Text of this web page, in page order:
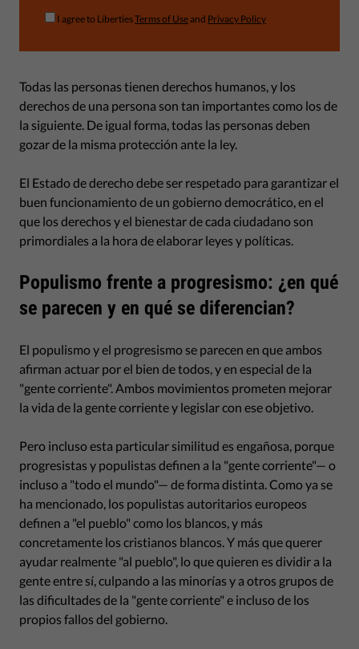
I agree to LibertiesTerms of Useand Privacy Policy
Todas las personas tienen derechos humanos, y los
derechos de una persona son tan importantes como los de
la siguiente. De igual forma, todas las personas deben
gozar de la misma protección ante la ley.
El Estado de derecho debe ser respetado para garantizar el
buen funcionamiento de un gobierno democrático, en el
que los derechos y el bienestar de cada ciudadano son
primordiales a la hora de elaborar leyes y políticas.
Populismo frente a progresismo: ¿en qué
se parecen y en qué se diferencian?
El populismo y el progresismo se parecen en que ambos
afirman actuar por el bien de todos, y en especial de la
"gente corriente". Ambos movimientos prometen mejorar
la vida de la gente corriente y legislar con ese objetivo.
Pero incluso esta particular similitud es engañosa, porque
progresistas y populistas definen a la "gente corriente"— o
incluso a "todo el mundo"— de forma distinta. Como ya se
ha mencionado, los populistas autoritarios europeos
definen a "el pueblo" como los blancos, y más
concretamente los cristianos blancos. Y más que querer
ayudar realmente "al pueblo", lo que quieren es dividir a la
gente entre sí, culpando a las minorías y a otros grupos de
las dificultades de la "gente corriente" e incluso de los
propios fallos del gobierno.